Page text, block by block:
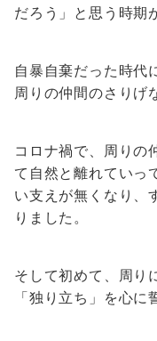
だろう」と思う時期
自暴自棄だった時代
周りの仲間のさりげ
コロナ禍で、周りの
て自然と離れていっ
い支えが無くなり、
りました。
そして初めて、周り
「独り立ち」を心に